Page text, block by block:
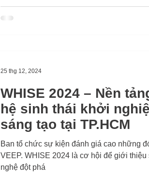
WHISE 2024 – Nền
hệ sinh thái khởi
sáng tạo tại TP.HCM
Ban tổ chức sự kiện đánh giá cao những
VEEP. WHISE 2024 là cơ hội để giới thiệu sản
nghệ đột phá
25 thg 12, 2024